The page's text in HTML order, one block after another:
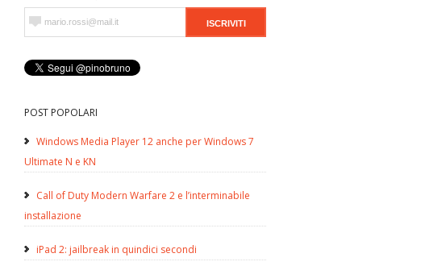
POST POPOLARI
Windows Media Player 12 anche per Windows 7
Ultimate N e KN
Call of Duty Modern Warfare 2 e l’interminabile
installazione
iPad 2: jailbreak in quindici secondi